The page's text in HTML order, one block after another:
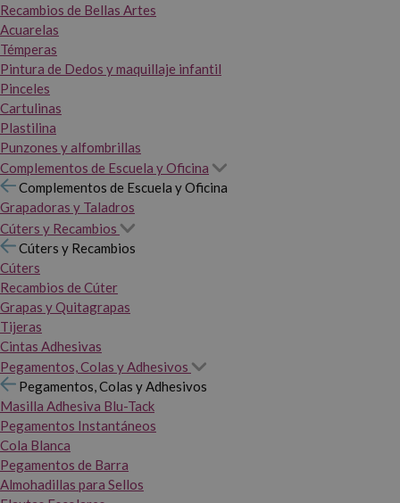
Recambios de Bellas Artes
Acuarelas
Témperas
Pintura de Dedos y maquillaje infantil
Pinceles
Cartulinas
Plastilina
Punzones y alfombrillas
Complementos de Escuela y Oficina
Complementos de Escuela y Oficina
Grapadoras y Taladros
Cúters y Recambios
Cúters y Recambios
Cúters
Recambios de Cúter
Grapas y Quitagrapas
Tijeras
Cintas Adhesivas
Pegamentos, Colas y Adhesivos
Pegamentos, Colas y Adhesivos
Masilla Adhesiva Blu-Tack
Pegamentos Instantáneos
Cola Blanca
Pegamentos de Barra
Almohadillas para Sellos